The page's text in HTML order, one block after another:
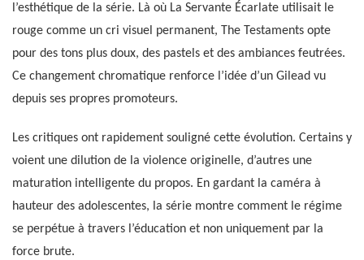
l’esthétique de la série. Là où La Servante Écarlate utilisait le
rouge comme un cri visuel permanent, The Testaments opte
pour des tons plus doux, des pastels et des ambiances feutrées.
Ce changement chromatique renforce l’idée d’un Gilead vu
depuis ses propres promoteurs.
Les critiques ont rapidement souligné cette évolution. Certains y
voient une dilution de la violence originelle, d’autres une
maturation intelligente du propos. En gardant la caméra à
hauteur des adolescentes, la série montre comment le régime
se perpétue à travers l’éducation et non uniquement par la
force brute.